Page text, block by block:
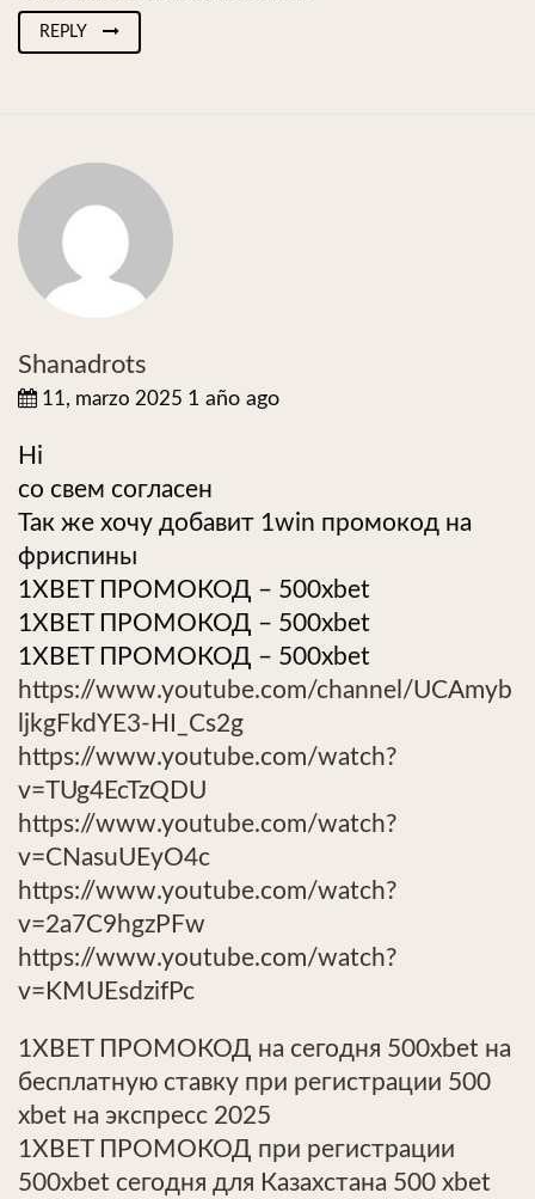
REPLY
Shanadrots
11, marzo 2025 1 año ago
Hi
со свем согласен
Так же хочу добавит 1win промокод на
фриспины
1XBET ПРОМОКОД – 500xbet
1XBET ПРОМОКОД – 500xbet
1XBET ПРОМОКОД – 500xbet
https://www.youtube.com/channel/UCAmyb
ljkgFkdYE3-HI_Cs2g
https://www.youtube.com/watch?
v=TUg4EcTzQDU
https://www.youtube.com/watch?
v=CNasuUEyO4c
https://www.youtube.com/watch?
v=2a7C9hgzPFw
https://www.youtube.com/watch?
v=KMUEsdzifPc
1XBET ПРОМОКОД на сегодня 500xbet на
бесплатную ставку при регистрации 500
xbet на экспресс 2025
1XBET ПРОМОКОД при регистрации
500xbet сегодня для Казахстана 500 xbet